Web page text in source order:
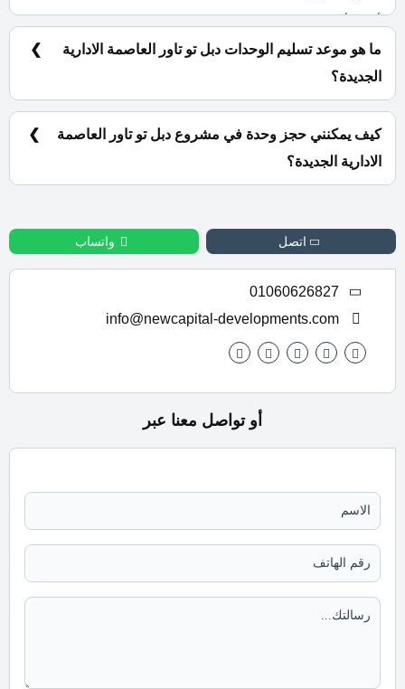
ما هو موعد تسليم الوحدات دبل تو تاور العاصمة الادارية
الجديدة؟
كيف يمكنني حجز وحدة في مشروع دبل تو تاور العاصمة
الادارية الجديدة؟
اتصل واتساب
01060626827
info@newcapital-developments.com
أو تواصل معنا عبر